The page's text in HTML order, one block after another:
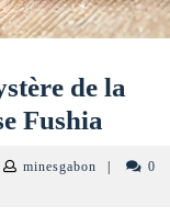
de la
Fushia
minesgabon minesgabon
0